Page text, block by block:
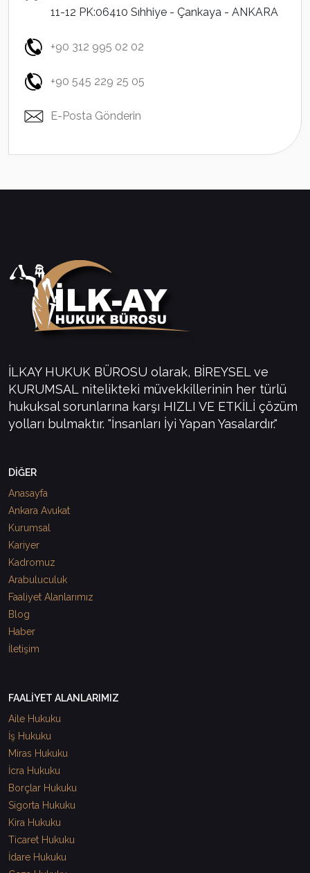
11-12 PK:06410 Sıhhiye - Çankaya - ANKARA
+90 312 995 02 02
+90 545 229 25 05
E-Posta Gönderin
İLKAY HUKUK BÜROSU olarak, BİREYSEL ve
KURUMSAL nitelikteki müvekkillerinin her türlü
hukuksal sorunlarına karşı HIZLI VE ETKİLİ çözüm
yolları bulmaktır. "İnsanları İyi Yapan Yasalardır."
DİĞER
Anasayfa
Ankara Avukat
Kurumsal
Kariyer
Kadromuz
Arabuluculuk
Faaliyet Alanlarımız
Blog
Haber
İletişim
FAALİYET ALANLARIMIZ
Aile Hukuku
İş Hukuku
Miras Hukuku
İcra Hukuku
Borçlar Hukuku
Sigorta Hukuku
Kira Hukuku
Ticaret Hukuku
İdare Hukuku